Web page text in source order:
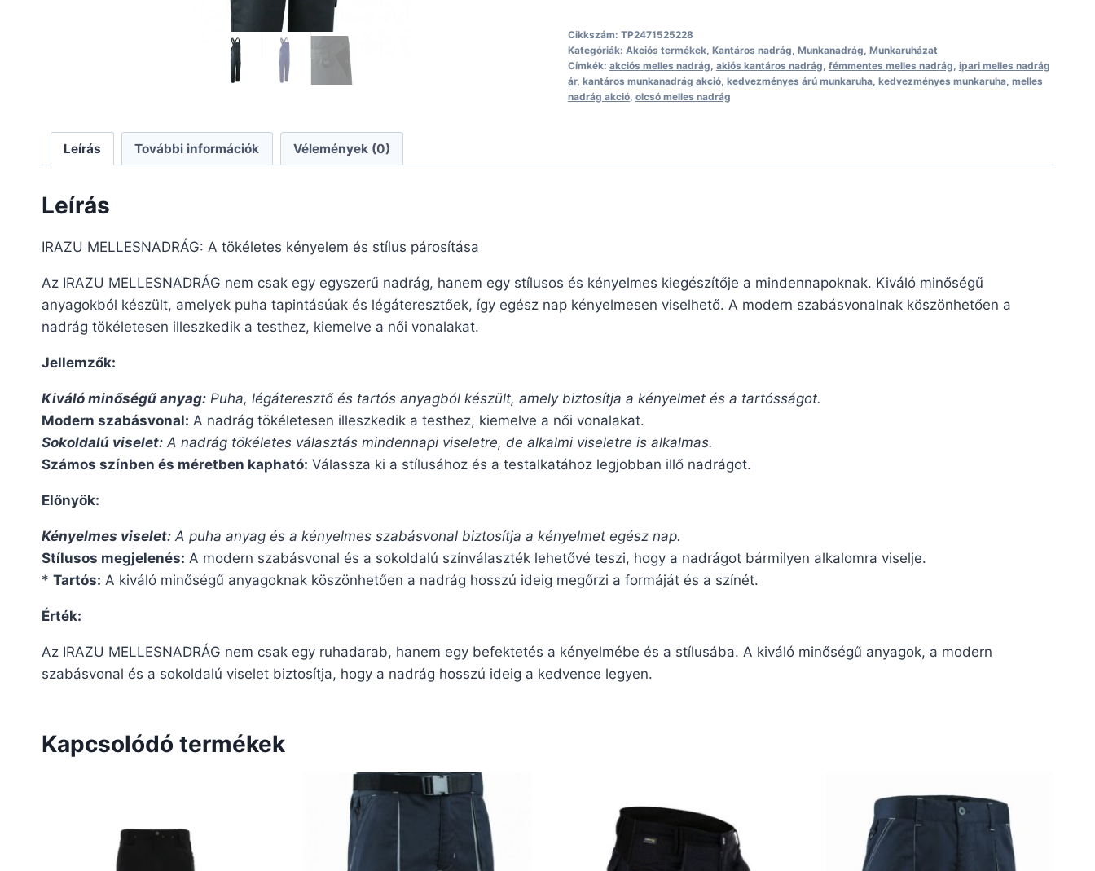
Cikkszám: TP2471525228
Kategóriák: Akciós termékek, Kantáros nadrág, Munkanadrág, Munkaruházat
Címkék: akciós melles nadrág, akiós kantáros nadrág, fémmentes melles nadrág, ipari melles nadrág
ár, kantáros munkanadrág akció, kedvezményes árú munkaruha, kedvezményes munkaruha, melles
nadrág akció, olcsó melles nadrág
Leírás További információk Vélemények (0)
Leírás
IRAZU MELLESNADRÁG: A tökéletes kényelem és stílus párosítása
Az IRAZU MELLESNADRÁG nem csak egy egyszerű nadrág, hanem egy stílusos és kényelmes kiegészítője a mindennapoknak. Kiváló minőségű
anyagokból készült, amelyek puha tapintásúak és légáteresztőek, így egész nap kényelmesen viselhető. A modern szabásvonalnak köszönhetően a
nadrág tökéletesen illeszkedik a testhez, kiemelve a női vonalakat.
Jellemzők:
Kiváló minőségű anyag: Puha, légáteresztő és tartós anyagból készült, amely biztosítja a kényelmet és a tartósságot.
Modern szabásvonal: A nadrág tökéletesen illeszkedik a testhez, kiemelve a női vonalakat.
Sokoldalú viselet: A nadrág tökéletes választás mindennapi viseletre, de alkalmi viseletre is alkalmas.
Számos színben és méretben kapható: Válassza ki a stílusához és a testalkatához legjobban illő nadrágot.
Előnyök:
Kényelmes viselet: A puha anyag és a kényelmes szabásvonal biztosítja a kényelmet egész nap.
Stílusos megjelenés: A modern szabásvonal és a sokoldalú színválaszték lehetővé teszi, hogy a nadrágot bármilyen alkalomra viselje.
* Tartós: A kiváló minőségű anyagoknak köszönhetően a nadrág hosszú ideig megőrzi a formáját és a színét.
Érték:
Az IRAZU MELLESNADRÁG nem csak egy ruhadarab, hanem egy befektetés a kényelmébe és a stílusába. A kiváló minőségű anyagok, a modern
szabásvonal és a sokoldalú viselet biztosítja, hogy a nadrág hosszú ideig a kedvence legyen.
Kapcsolódó termékek